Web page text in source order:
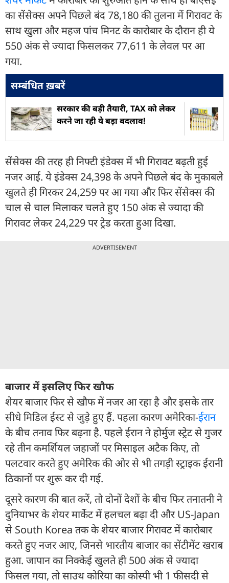
का सेंसेक्स अपने पिछले बंद 78,180 की तुलना में गिरावट के
साथ खुला और महज पांच मिनट के कारोबार के दौरान ही ये
550 अंक से ज्यादा फिसलकर 77,611 के लेवल पर आ
गया.
सम्बंधित ख़बरें
सरकार की बड़ी तैयारी, TAX को लेकर
करने जा रही ये बड़ा बदलाव!
सेंसेक्स की तरह ही निफ्टी इंडेक्स में भी गिरावट बढ़ती हुई
नजर आई. ये इंडेक्स 24,398 के अपने पिछले बंद के मुकाबले
खुलते ही गिरकर 24,259 पर आ गया और फिर सेंसेक्स की
चाल से चाल मिलाकर चलते हुए 150 अंक से ज्यादा की
गिरावट लेकर 24,229 पर ट्रेड करता हुआ दिखा.
ADVERTISEMENT
बाजार में इसलिए फिर खौफ
शेयर बाजार फिर से खौफ में नजर आ रहा है और इसके तार
सीधे मिडिल ईस्ट से जुड़े हुए हैं. पहला कारण अमेरिका-ईरान
के बीच तनाव फिर बढ़ना है. पहले ईरान ने होर्मुज स्ट्रेट से गुजर
रहे तीन कमर्शियल जहाजों पर मिसाइल अटैक किए, तो
पलटवार करते हुए अमेरिक की ओर से भी तगड़ी स्ट्राइक ईरानी
ठिकानों पर शुरू कर दी गई.
दूसरे कारण की बात करें, तो दोनों देशों के बीच फिर तनातनी ने
दुनियाभर के शेयर मार्केट में हलचल बढ़ा दी और US-Japan
से South Korea तक के शेयर बाजार गिरावट में कारोबार
करते हुए नजर आए, जिनसे भारतीय बाजार का सेंटीमेंट खराब
हुआ. जापान का निक्केई खुलते ही 500 अंक से ज्यादा
फिसल गया, तो साउथ कोरिया का कोस्पी भी 1 फीसदी से